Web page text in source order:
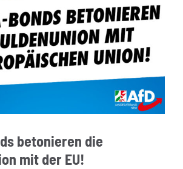
betonieren die
mit der EU!